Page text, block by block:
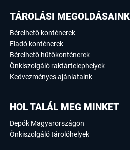
TÁROLÁSI MEGOLDÁSAINK
Bérelhető konténerek
Eladó konténerek
Bérelhető hűtőkonténerek
Önkiszolgáló raktártelephelyek
Kedvezményes ajánlataink
HOL TALÁL MEG MINKET
Depók Magyarországon
Önkiszolgáló tárolóhelyek